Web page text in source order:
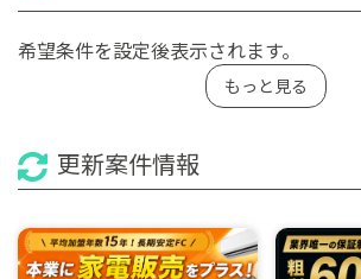
希望条件を設定後表示されます。
もっと見る
更新案件情報